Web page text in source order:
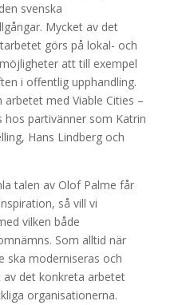
svenska
Mycket av det
görs på lokal- och
att till exempel
i offentlig upphandling.
med Viable Cities –
hos partivänner som Katrin
Hans Lindberg och
talen av Olof Palme får
så vill vi
vilken både
Som alltid när
ska moderniseras och
det konkreta arbetet
organisationerna.